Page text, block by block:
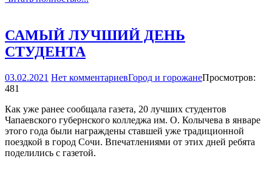
САМЫЙ ЛУЧШИЙ ДЕНЬ
СТУДЕНТА
03.02.2021 Нет комментариевГород и горожанеПросмотров:
481
Как уже ранее сообщала газета, 20 лучших студентов
Чапаевского губернского колледжа им. О. Колычева в январе
этого года были награждены ставшей уже традиционной
поездкой в город Сочи. Впечатлениями от этих дней ребята
поделились с газетой.